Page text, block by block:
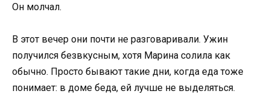
Он молчал.
В этот вечер они почти не разговаривали. Ужин
получился безвкусным, хотя Марина солила как
обычно. Просто бывают такие дни, когда еда тоже
понимает: в доме беда, ей лучше не выделяться.